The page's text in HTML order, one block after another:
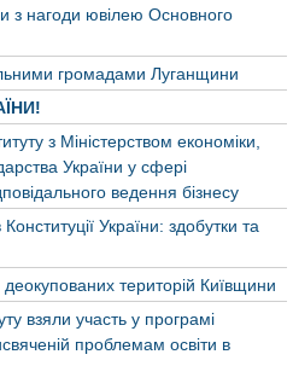
з нагоди ювілею Основного
громадами Луганщини
з Міністерством економіки,
України у сфері
ведення бізнесу
України: здобутки та
територій Київщини
взяли участь у програмі
проблемам освіти в